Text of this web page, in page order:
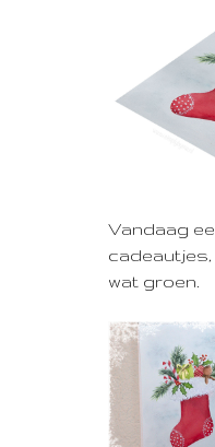
Vandaag
wat groen.